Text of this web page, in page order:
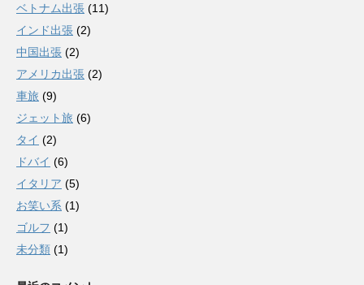
ベトナム出張 (11)
インド出張 (2)
中国出張 (2)
アメリカ出張 (2)
車旅 (9)
ジェット旅 (6)
タイ (2)
ドバイ (6)
イタリア (5)
お笑い系 (1)
ゴルフ (1)
未分類 (1)